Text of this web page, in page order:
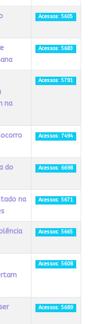
Acessos: 5605
Acessos: 5683
na
Acessos: 5791
Acessos: 7494
do
Acessos: 6698
na
Acessos: 5671
Acessos: 5665
Acessos: 5608
Acessos: 5689